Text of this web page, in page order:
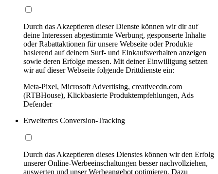
Durch das Akzeptieren dieser Dienste können wir dir auf
deine Interessen abgestimmte Werbung, gesponserte Inhalte
oder Rabattaktionen für unsere Webseite oder Produkte
basierend auf deinem Surf- und Einkaufsverhalten anzeigen
sowie deren Erfolge messen. Mit deiner Einwilligung setzen
wir auf dieser Webseite folgende Drittdienste ein:
Meta-Pixel, Microsoft Advertising, creativecdn.com
(RTBHouse), Klickbasierte Produktempfehlungen, Ads
Defender
Erweitertes Conversion-Tracking
Durch das Akzeptieren dieses Dienstes können wir den Erfolg
unserer Online-Werbeeinschaltungen besser nachvollziehen,
auswerten und unser Werbeangebot optimieren. Dazu